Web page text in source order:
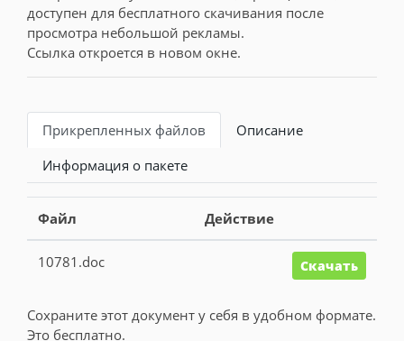
доступен для бесплатного скачивания после
просмотра небольшой рекламы.
Ссылка откроется в новом окне.
Прикрепленных файлов
Описание
Информация о пакете
Файл Действие
10781.doc Скачать
Сохраните этот документ у себя в удобном формате.
Это бесплатно.